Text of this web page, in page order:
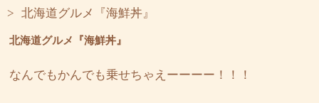
北海道グルメ『海鮮丼』
北海道グルメ『海鮮丼』
なんでもかんでも乗せちゃえーーーー！！！